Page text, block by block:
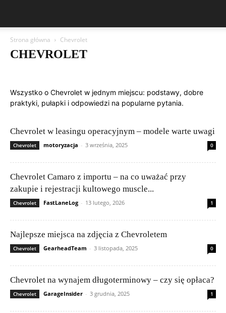
Strona główna Chevrolet
CHEVROLET
Ford
Geely Honda Hyundai Jeep Kia
Lamborghini
Lexus
Maserati Mazda Mercedes-Benz Mitsubishi
Wszystko o Chevrolet w jednym miejscu: podstawy, dobre
praktyki, pułapki i odpowiedzi na popularne pytania.
Chevrolet w leasingu operacyjnym – modele warte uwagi
Chevrolet motoryzacja - 3 września, 2025 0
Chevrolet Camaro z importu – na co uważać przy
zakupie i rejestracji kultowego muscle...
Chevrolet FastLaneLog - 13 lutego, 2026 1
Najlepsze miejsca na zdjęcia z Chevroletem
Chevrolet GearheadTeam - 3 listopada, 2025 0
Chevrolet na wynajem długoterminowy – czy się opłaca?
Chevrolet GarageInsider - 3 grudnia, 2025 1